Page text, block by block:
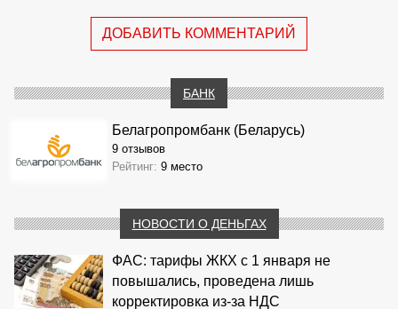
ДОБАВИТЬ КОММЕНТАРИЙ
БАНК
Белагропромбанк (Беларусь)
9 отзывов
Рейтинг: 9 место
НОВОСТИ О ДЕНЬГАХ
ФАС: тарифы ЖКХ с 1 января не
повышались, проведена лишь
корректировка из‑за НДС